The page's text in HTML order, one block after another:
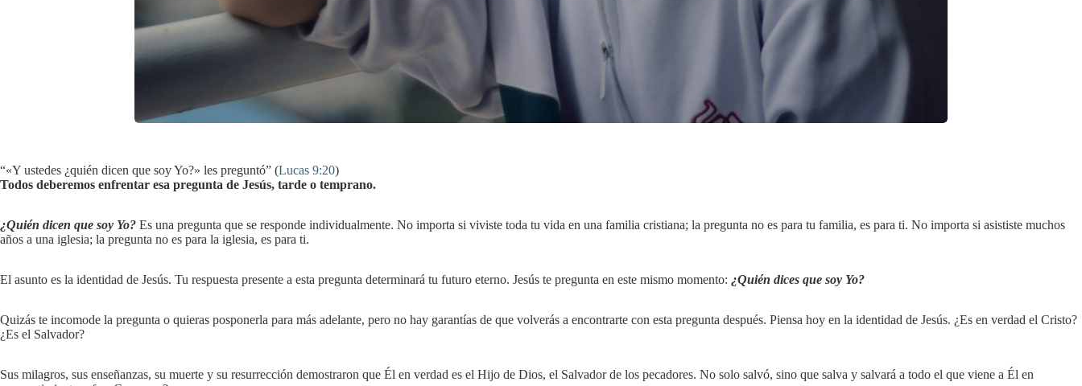
“«Y ustedes ¿quién dicen que soy Yo?» les preguntó” (Lucas 9:20)
Todos deberemos enfrentar esa pregunta de Jesús, tarde o temprano.
¿Quién dicen que soy Yo? Es una pregunta que se responde individualmente. No importa si viviste toda tu vida en una familia cristiana; la pregunta no es para tu familia, es para ti. No importa si asististe muchos
años a una iglesia; la pregunta no es para la iglesia, es para ti.
El asunto es la identidad de Jesús. Tu respuesta presente a esta pregunta determinará tu futuro eterno. Jesús te pregunta en este mismo momento: ¿Quién dices que soy Yo?
Quizás te incomode la pregunta o quieras posponerla para más adelante, pero no hay garantías de que volverás a encontrarte con esta pregunta después. Piensa hoy en la identidad de Jesús. ¿Es en verdad el Cristo?
¿Es el Salvador?
Sus milagros, sus enseñanzas, su muerte y su resurrección demostraron que Él en verdad es el Hijo de Dios, el Salvador de los pecadores. No solo salvó, sino que salva y salvará a todo el que viene a Él en